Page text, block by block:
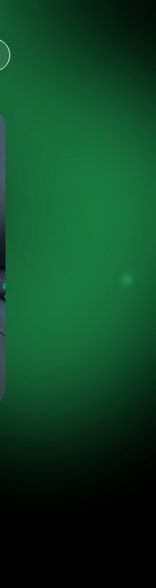
ESPAÑOL